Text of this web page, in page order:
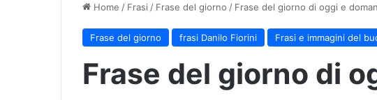
Home / Frasi / Frase del giorno / Frase del giorno di oggi e
Frase del giorno frasi Danilo Fiorini Frasi e immagini del
Frase del giorno di